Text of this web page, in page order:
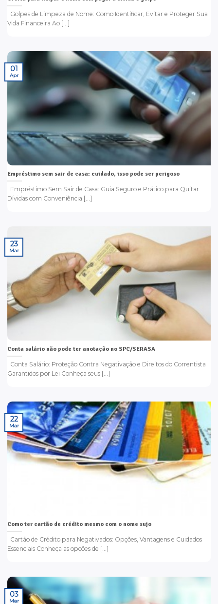
Golpes de Limpeza de Nome: Como Identificar, Evitar e Proteger Sua
Vida Financeira Ao [...]
Empréstimo sem sair de casa: cuidado, isso pode ser perigoso
Empréstimo Sem Sair de Casa: Guia Seguro e Prático para Quitar
Dívidas com Conveniência [...]
01
Apr
Conta salário não pode ter anotação no SPC/SERASA
Conta Salário: Proteção Contra Negativação e Direitos do Correntista
Garantidos por Lei Conheça seus [...]
23
Mar
Como ter cartão de crédito mesmo com o nome sujo
Cartão de Crédito para Negativados: Opções, Vantagens e Cuidados
Essenciais Conheça as opções de [...]
22
Mar
03
Mar